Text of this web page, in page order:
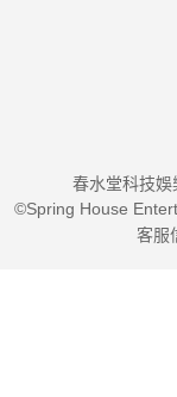
春水堂科技
©Spring House
客服